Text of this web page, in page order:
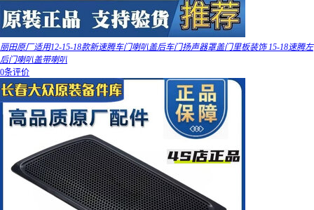
丽田原厂适用12-15-18款新速腾车门喇叭盖后车门扬声器罩盖门里板装饰 15-18速腾左
后门喇叭盖带喇叭
0条评价